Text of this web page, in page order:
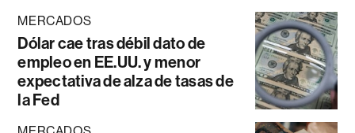
MERCADOS
Dólar cae tras débil dato de
empleo en EE.UU. y menor
expectativa de alza de tasas de
la Fed